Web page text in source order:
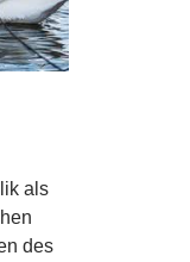
als
des